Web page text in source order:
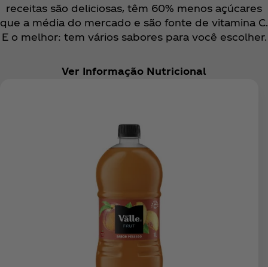
receitas são deliciosas, têm 60% menos açúcares
que a média do mercado e são fonte de vitamina C.
E o melhor: tem vários sabores para você escolher.
Ver Informação Nutricional